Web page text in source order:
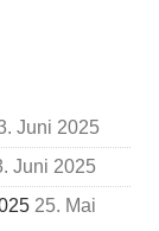
Juni 2025
Juni 2025
25. Mai